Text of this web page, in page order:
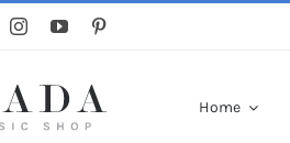
Home